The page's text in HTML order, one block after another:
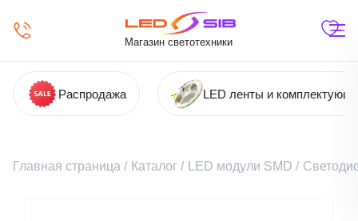
Магазин светотехники
Распродажа LED ленты и
Главная страница / Каталог / LED модули SMD /